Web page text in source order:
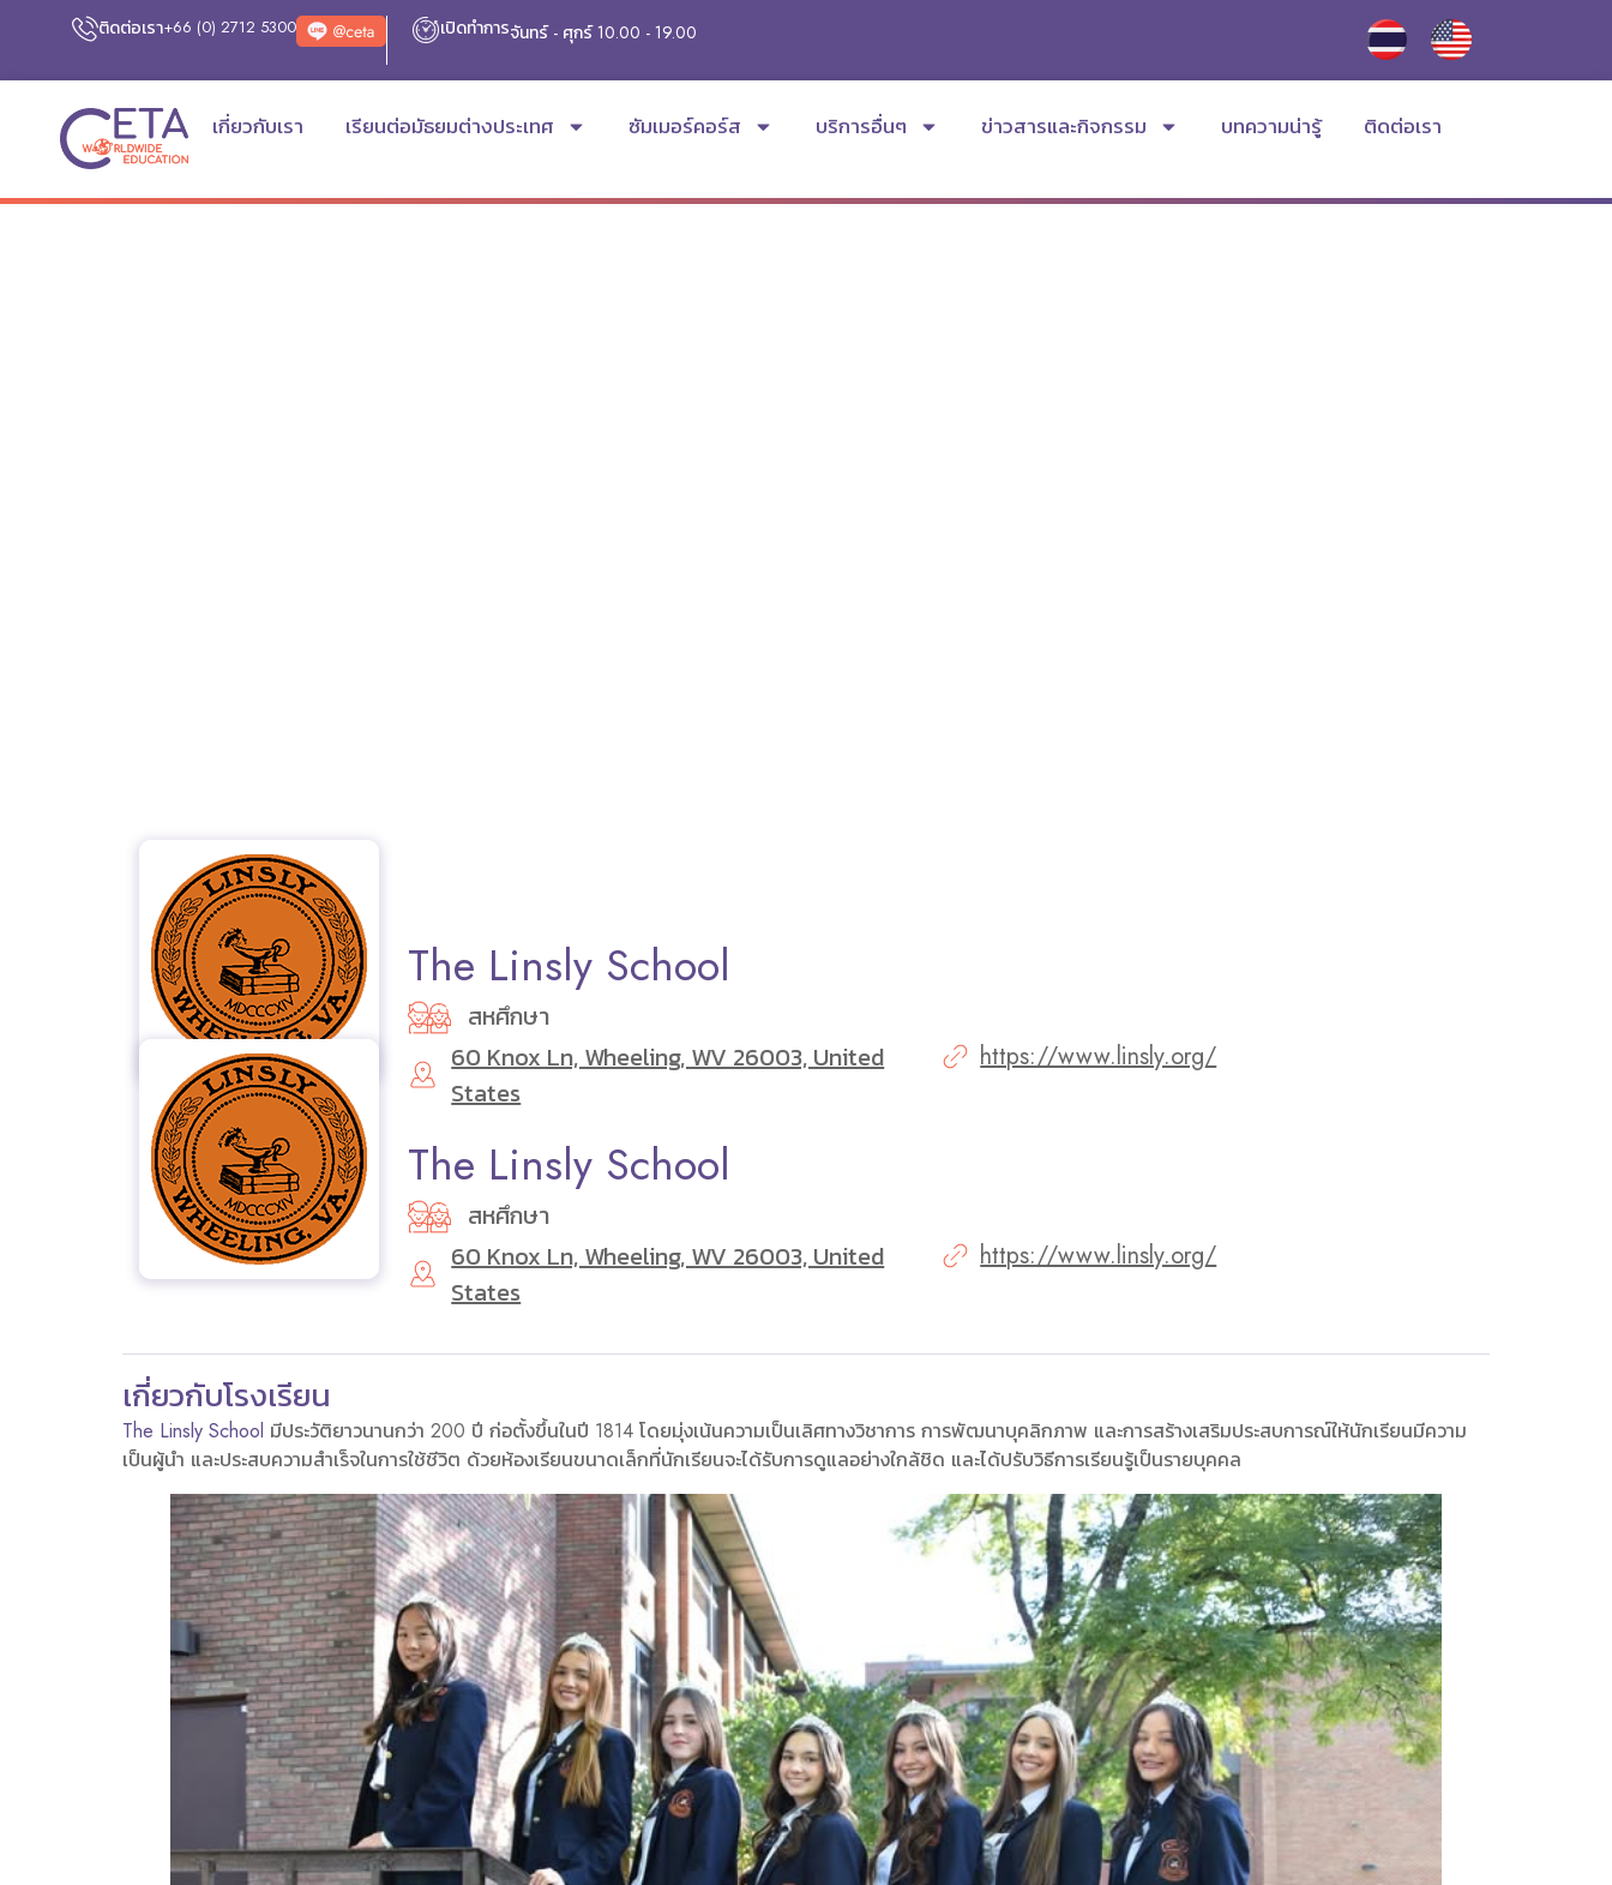
ติดต่อเรา+66 (0) 2712 5300 เปิดทำการจันทร์ - ศุกร์ 10.00 - 19.00
เกี่ยวกับเรา เรียนต่อมัธยมต่างประเทศ ซัมเมอร์คอร์ส บริการอื่นๆ ข่าวสารและกิจกรรม บทความน่ารู้ ติดต่อเรา
The Linsly School
สหศึกษา
60 Knox Ln, Wheeling, WV 26003, United
States
https://www.linsly.org/
The Linsly School
สหศึกษา
60 Knox Ln, Wheeling, WV 26003, United
States
https://www.linsly.org/
เกี่ยวกับโรงเรียน
The Linsly School มีประวัติยาวนานกว่า 200 ปี ก่อตั้งขึ้นในปี 1814 โดยมุ่งเน้นความเป็นเลิศทางวิชาการ การพัฒนาบุคลิกภาพ และการสร้างเสริมประสบการณ์ให้นักเรียนมีความ
เป็นผู้นำ และประสบความสำเร็จในการใช้ชีวิต ด้วยห้องเรียนขนาดเล็กที่นักเรียนจะได้รับการดูแลอย่างใกล้ชิด และได้ปรับวิธีการเรียนรู้เป็นรายบุคคล